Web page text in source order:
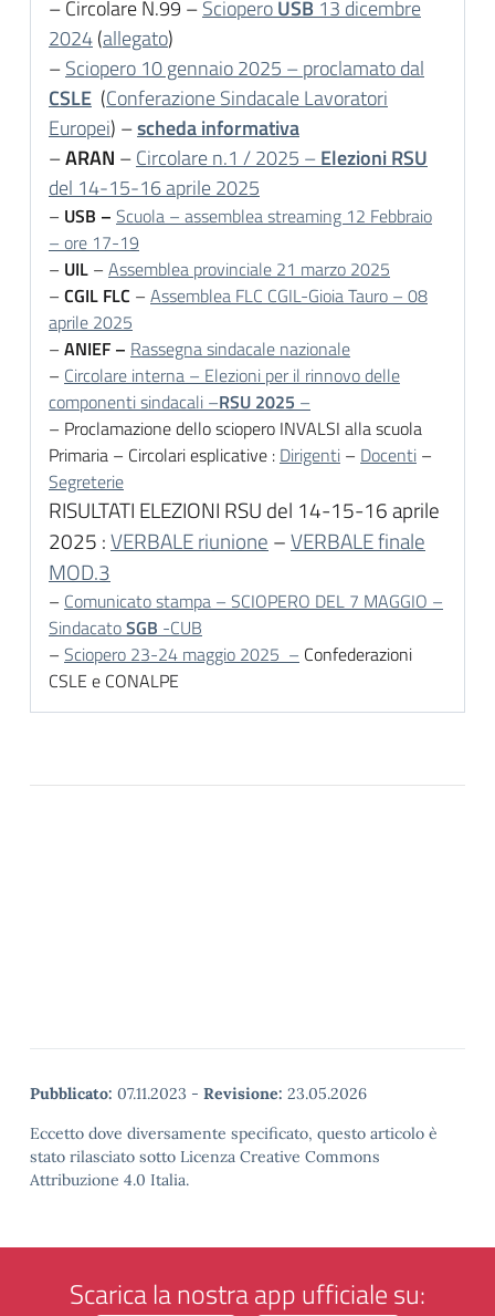
– Circolare N.99 –ScioperoUSB 13 dicembre
2024(allegato)
–Sciopero 10 gennaio 2025 – proclamato dal
CSLE (Conferazione Sindacale Lavoratori
Europei) –scheda informativa
–ARAN –Circolare n.1 / 2025 –Elezioni RSU
del 14-15-16 aprile 2025
– USB – Scuola – assemblea streaming 12 Febbraio
– ore 17-19
– UIL – Assemblea provinciale 21 marzo 2025
– CGIL FLC – Assemblea FLC CGIL-Gioia Tauro – 08
aprile 2025
– ANIEF – Rassegna sindacale nazionale
– Circolare interna – Elezioni per il rinnovo delle
componenti sindacali –RSU 2025 –
– Proclamazione dello sciopero INVALSI alla scuola
Primaria – Circolari esplicative : Dirigenti – Docenti –
Segreterie
RISULTATI ELEZIONI RSU del 14-15-16 aprile
2025 :VERBALE riunione –VERBALE finale
MOD.3
– Comunicato stampa – SCIOPERO DEL 7 MAGGIO –
SindacatoSGB -CUB
– Sciopero 23-24 maggio 2025 – Confederazioni
CSLE e CONALPE
Pubblicato: 07.11.2023 - Revisione: 23.05.2026
Eccetto dove diversamente specificato, questo articolo è
stato rilasciato sotto Licenza Creative Commons
Attribuzione 4.0 Italia.
Scarica la nostra app ufficiale su: